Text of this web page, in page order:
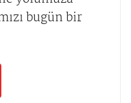
bugün bir